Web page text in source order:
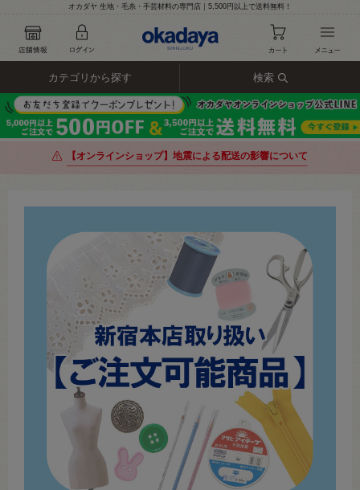
オカダヤ 生地・毛糸・手芸材料の専門店｜5,500円以上で送料無料！
カテゴリから探す 検索
【オンラインショップ】地震による配送の影響について